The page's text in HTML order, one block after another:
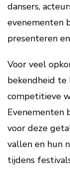
dansers,
evenementen
presenteren
Voor veel
bekendheid te
competitieve
Evenementen
voor deze
vallen en hun
tijdens